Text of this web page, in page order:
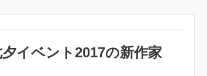
イベント2017の新作家